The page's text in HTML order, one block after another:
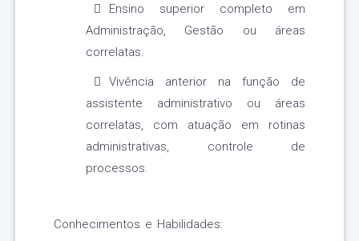
Ensino superior completo em
Administração, Gestão ou áreas
correlatas.
Vivência anterior na função de
assistente administrativo ou áreas
correlatas, com atuação em rotinas
administrativas, controle de
processos.
Conhecimentos e Habilidades: